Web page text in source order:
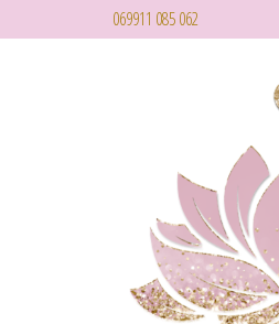
069911 085 062